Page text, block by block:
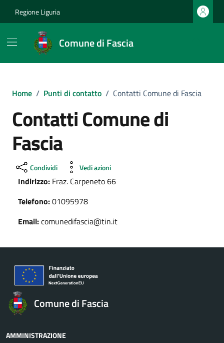
Regione Liguria
Comune di Fascia
Home / Punti di contatto / Contatti Comune di Fascia
Contatti Comune di
Fascia
Condividi Vedi azioni
Indirizzo: Fraz. Carpeneto 66
Telefono:01095978
Email:comunedifascia@tin.it
Comune di Fascia
AMMINISTRAZIONE